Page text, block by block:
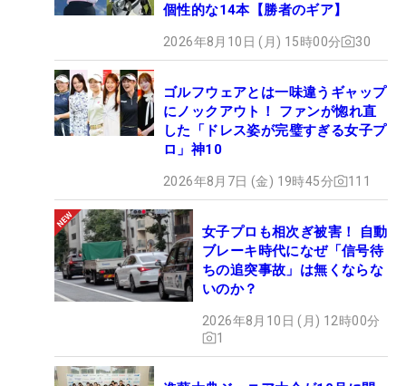
個性的な14本【勝者のギア】
2026年8月10日 (月) 15時00分 30
ゴルフウェアとは一味違うギャップ
にノックアウト！ ファンが惚れ直
した「ドレス姿が完璧すぎる女子プ
ロ」神10
2026年8月7日 (金) 19時45分 111
女子プロも相次ぎ被害！ 自動
ブレーキ時代になぜ「信号待
ちの追突事故」は無くならな
いのか？
2026年8月10日 (月) 12時00分
1